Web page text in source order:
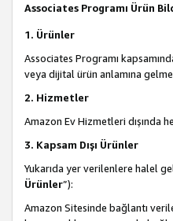
Associates Programı Ürün
1. Ürünler
Associates Programı
veya dijital ürün anlamına
2. Hizmetler
Amazon Ev Hizmetleri dışında
3. Kapsam Dışı Ürünler
Yukarıda yer verilenlere halel
Ürünler”):
Amazon Sitesinde bağlantı